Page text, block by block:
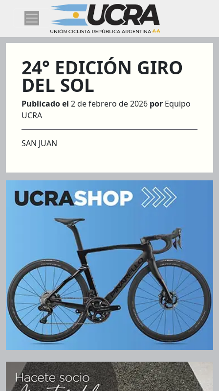
24° EDICIÓN GIRO
DEL SOL
Publicado el 2 de febrero de 2026 por Equipo
UCRA
SAN JUAN